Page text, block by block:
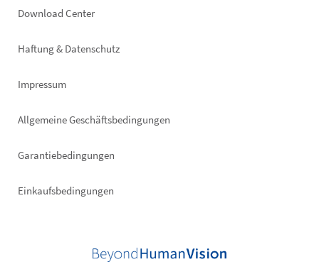
Footer
Download Center
Haftung & Datenschutz
Impressum
Allgemeine Geschäftsbedingungen
Garantiebedingungen
Einkaufsbedingungen